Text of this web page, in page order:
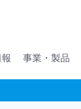
事業・製品